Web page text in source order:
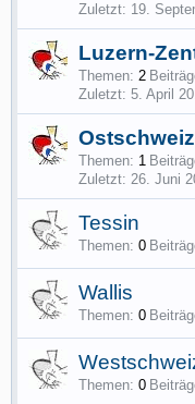
19.
Luzern-
Themen: 2
5. April
Themen: 1
26. Juni
Tessin
Themen: 0
Wallis
Themen: 0
Themen: 0